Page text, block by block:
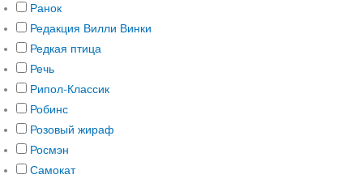
Ранок
Редакция Вилли Винки
Редкая птица
Речь
Рипол-Классик
Робинс
Розовый жираф
Росмэн
Самокат